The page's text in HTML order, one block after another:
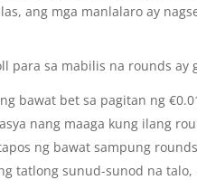
ang mga manlalaro ay
para sa mabilis na rounds ay
bawat bet sa pagitan ng
nang maaga kung ilang
ng bawat sampung
tatlong sunud-sunod na